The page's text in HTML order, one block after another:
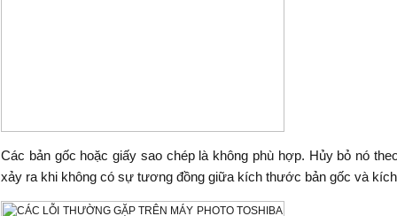
Các bản gốc hoặc giấy sao chép là không phù hợp. Hủy bỏ nó
xảy ra khi không có sự tương đồng giữa kích thước bản gốc và